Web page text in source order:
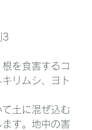
3
根を食害するコ
リムシ、ヨト
て土に混ぜ込む
す。地中の害